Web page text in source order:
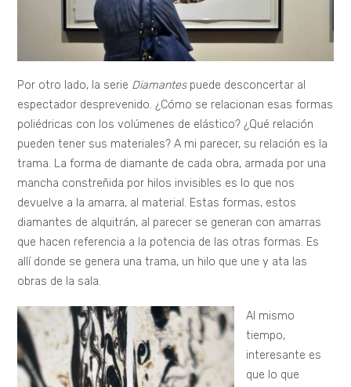
Por otro lado, la serie Diamantes puede desconcertar al
espectador desprevenido. ¿Cómo se relacionan esas formas
poliédricas con los volúmenes de elástico? ¿Qué relación
pueden tener sus materiales? A mi parecer, su relación es la
trama. La forma de diamante de cada obra, armada por una
mancha constreñida por hilos invisibles es lo que nos
devuelve a la amarra, al material. Estas formas, estos
diamantes de alquitrán, al parecer se generan con amarras
que hacen referencia a la potencia de las otras formas. Es
allí donde se genera una trama, un hilo que une y ata las
obras de la sala.
Al mismo
tiempo,
interesante es
que lo que